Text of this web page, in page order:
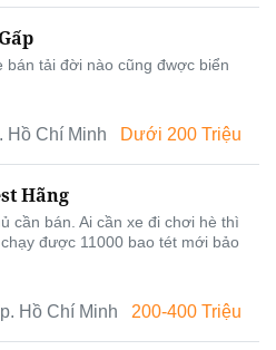
bán tải đời nào cũng đwợc biển
Hồ Chí Minh Dưới 200 Triệu
Hãng
cần bán. Ai cần xe đi chơi hè thì
được 11000 bao tét mới bảo
Hồ Chí Minh 200-400 Triệu